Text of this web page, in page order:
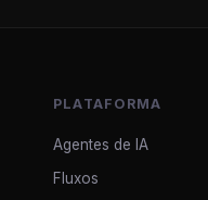
PLATAFORMA
Agentes de IA
Fluxos